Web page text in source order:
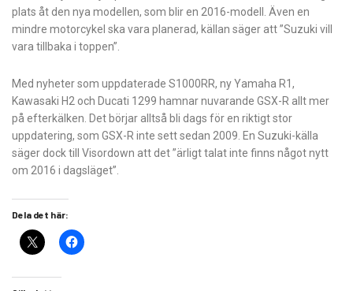
plats åt den nya modellen, som blir en 2016-modell. Även en
mindre motorcykel ska vara planerad, källan säger att ”Suzuki vill
vara tillbaka i toppen”.
Med nyheter som uppdaterade S1000RR, ny Yamaha R1,
Kawasaki H2 och Ducati 1299 hamnar nuvarande GSX-R allt mer
på efterkälken. Det börjar alltså bli dags för en riktigt stor
uppdatering, som GSX-R inte sett sedan 2009. En Suzuki-källa
säger dock till Visordown att det ”ärligt talat inte finns något nytt
om 2016 i dagsläget”.
Dela det här: